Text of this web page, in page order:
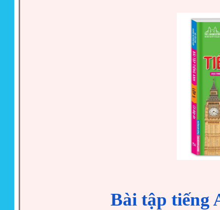
Bài tập tiếng